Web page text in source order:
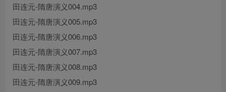
田连元-隋唐演义004.mp3
田连元-隋唐演义005.mp3
田连元-隋唐演义006.mp3
田连元-隋唐演义007.mp3
田连元-隋唐演义008.mp3
田连元-隋唐演义009.mp3